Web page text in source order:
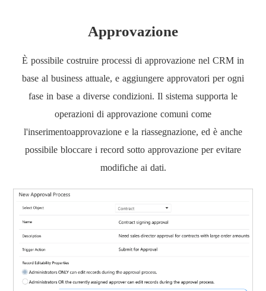
Approvazione
È possibile costruire processi di approvazione nel CRM in
base al business attuale, e aggiungere approvatori per ogni
fase in base a diverse condizioni. Il sistema supporta le
operazioni di approvazione comuni come
l'inserimentoapprovazione e la riassegnazione, ed è anche
possibile bloccare i record sotto approvazione per evitare
modifiche ai dati.